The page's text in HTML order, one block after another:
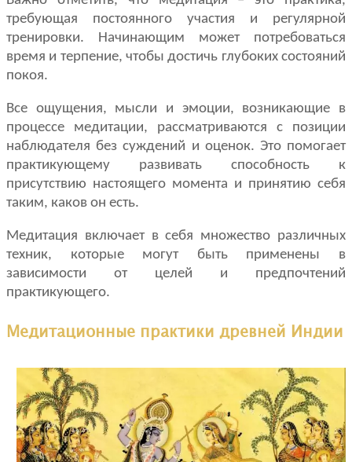
требующая постоянного участия и регулярной
тренировки. Начинающим может потребоваться
время и терпение, чтобы достичь глубоких состояний
покоя.
Все ощущения, мысли и эмоции, возникающие в
процессе медитации, рассматриваются с позиции
наблюдателя без суждений и оценок. Это помогает
практикующему развивать способность к
присутствию настоящего момента и принятию себя
таким, каков он есть.
Медитация включает в себя множество различных
техник, которые могут быть применены в
зависимости от целей и предпочтений
практикующего.
Медитационные практики древней Индии